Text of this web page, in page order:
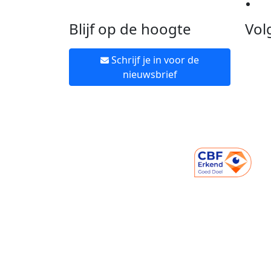
Blijf op de hoogte
Schrijf je in voor de
nieuwsbrief